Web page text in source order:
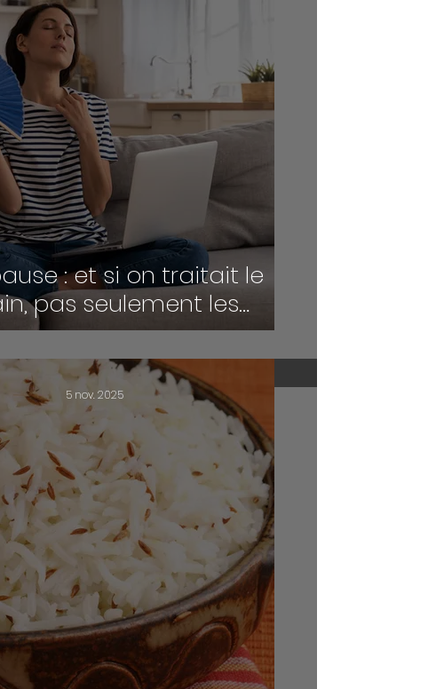
: et si on traitait le
pas seulement les
symptômes ?
5 nov. 2025